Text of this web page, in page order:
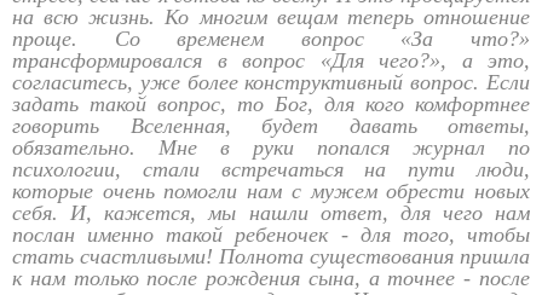
на всю жизнь. Ко многим вещам теперь отношение
проще. Со временем вопрос «За что?»
трансформировался в вопрос «Для чего?», а это,
согласитесь, уже более конструктивный вопрос. Если
задать такой вопрос, то Бог, для кого комфортнее
говорить Вселенная, будет давать ответы,
обязательно. Мне в руки попался журнал по
психологии, стали встречаться на пути люди,
которые очень помогли нам с мужем обрести новых
себя. И, кажется, мы нашли ответ, для чего нам
послан именно такой ребеночек - для того, чтобы
стать счастливыми! Полнота существования пришла
к нам только после рождения сына, а точнее - после